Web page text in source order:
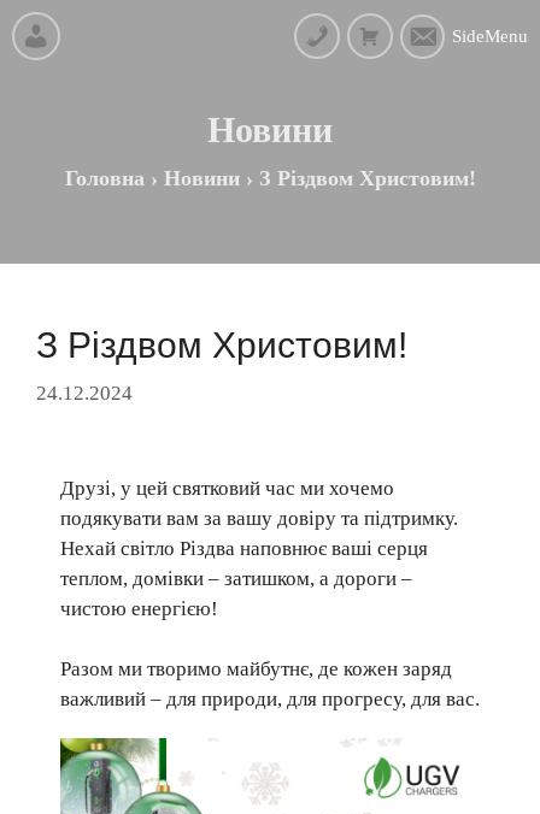
SideMenu
Новини
Головна › Новини› З Різдвом Христовим!
З Різдвом Христовим!
24.12.2024
Друзі, у цей святковий час ми хочемо
подякувати вам за вашу довіру та підтримку.
Нехай світло Різдва наповнює ваші серця
теплом, домівки – затишком, а дороги –
чистою енергією!
Разом ми творимо майбутнє, де кожен заряд
важливий – для природи, для прогресу, для вас.